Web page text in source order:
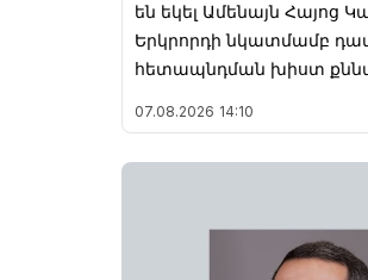
են եկել Ամենայն Հայոց
Երկրորդի նկատմամբ
հետապնդման խիստ
07.08.2026 14:10